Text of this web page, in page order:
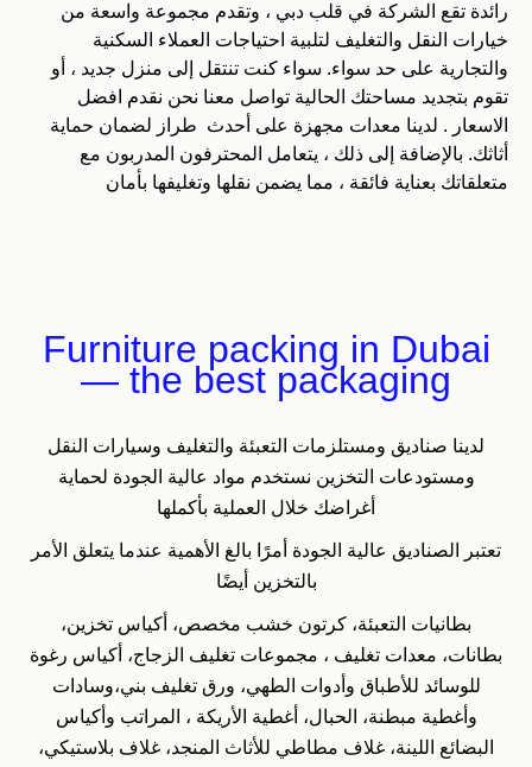
رائدة تقع الشركة في قلب دبي ، وتقدم مجموعة واسعة من
خيارات النقل والتغليف لتلبية احتياجات العملاء السكنية
والتجارية على حد سواء. سواء كنت تنتقل إلى منزل جديد ، أو
تقوم بتجديد مساحتك الحالية تواصل معنا نحن نقدم افضل
الاسعار . لدينا معدات مجهزة على أحدث طراز لضمان حماية
أثاثك. بالإضافة إلى ذلك ، يتعامل المحترفون المدربون مع
متعلقاتك بعناية فائقة ، مما يضمن نقلها وتغليفها بأمان
Furniture packing in Dubai
— the best packaging
لدينا صناديق ومستلزمات التعبئة والتغليف وسيارات النقل
ومستودعات التخزين نستخدم مواد عالية الجودة لحماية
أغراضك خلال العملية بأكملها
تعتبر الصناديق عالية الجودة أمرًا بالغ الأهمية عندما يتعلق الأمر
بالتخزين أيضًا
بطانيات التعبئة، كرتون خشب مخصص، أكياس تخزين،
بطانات، معدات تغليف ، مجموعات تغليف الزجاج، أكياس رغوة
للوسائد للأطباق وأدوات الطهي، ورق تغليف بني،وسادات
وأغطية مبطنة، الحبال، أغطية الأريكة ، المراتب وأكياس
البضائع اللينة، غلاف مطاطي للأثاث المنجد، غلاف بلاستيكي،